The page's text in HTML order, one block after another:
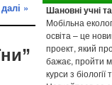
» Шановні учні
Мобільна
освіта – це
проект, який
бажає, пройти
курси з біології